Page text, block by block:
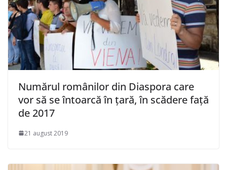
Numărul românilor din Diaspora care
vor să se întoarcă în țară, în scădere față
de 2017
21 august 2019